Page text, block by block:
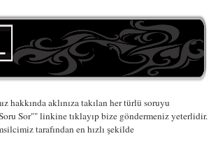
hakkında aklınıza takılan her türlü soruyu
Sor"" linkine tıklayıp bize göndermeniz yeterlidir.
tarafından en hızlı şekilde